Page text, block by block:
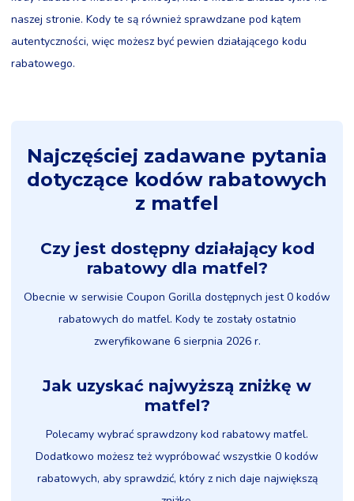
naszej stronie. Kody te są również sprawdzane pod kątem
autentyczności, więc możesz być pewien działającego kodu
rabatowego.
Najczęściej zadawane pytania
dotyczące kodów rabatowych
z matfel
Czy jest dostępny działający kod
rabatowy dla matfel?
Obecnie w serwisie Coupon Gorilla dostępnych jest 0 kodów
rabatowych do matfel. Kody te zostały ostatnio
zweryfikowane 6 sierpnia 2026 r.
Jak uzyskać najwyższą zniżkę w
matfel?
Polecamy wybrać sprawdzony kod rabatowy matfel.
Dodatkowo możesz też wypróbować wszystkie 0 kodów
rabatowych, aby sprawdzić, który z nich daje największą